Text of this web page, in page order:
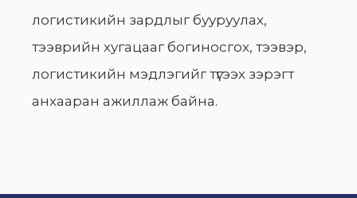
логистикийн зардлыг бууруулах,
тээврийн хугацааг богиносгох, тээвэр,
логистикийн мэдлэгийг түгээх зэрэгт
анхааран ажиллаж байна.